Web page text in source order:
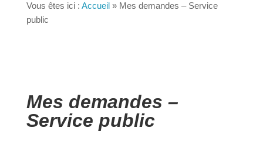
Vous êtes ici :Accueil»Mes demandes – Service
public
Mes demandes –
Service public